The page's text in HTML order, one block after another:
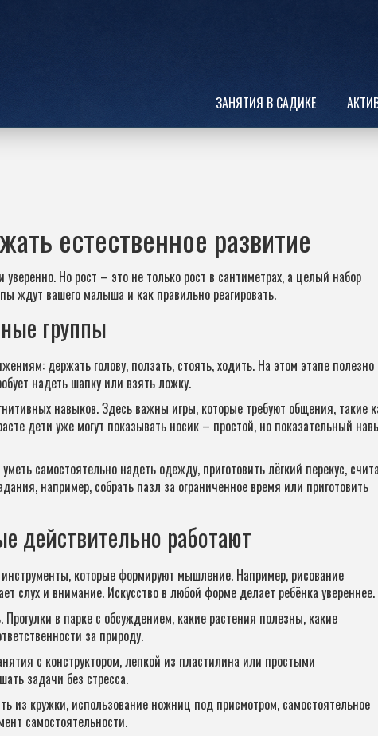
ЗАНЯТИЯ В САДИКЕ
естественное развитие
Но рост – это не только рост в сантиметрах, а целый набор
ждут вашего малыша и как правильно реагировать.
группы
держать голову, ползать, стоять, ходить. На этом этапе полезно
надеть шапку или взять ложку.
навыков. Здесь важны игры, которые требуют общения, такие
дети уже могут показывать носик – простой, но показательный
самостоятельно надеть одежду, приготовить лёгкий перекус,
например, собрать пазл за ограниченное время или приготовить
действительно работают
которые формируют мышление. Например, рисование
слух и внимание. Искусство в любой форме делает ребёнка увереннее.
в парке с обсуждением, какие растения полезны, какие
за природу.
с конструктором, лепкой из пластилина или простыми
задачи без стресса.
из кружки, использование ножниц под присмотром, самостоятельное
самостоятельности.